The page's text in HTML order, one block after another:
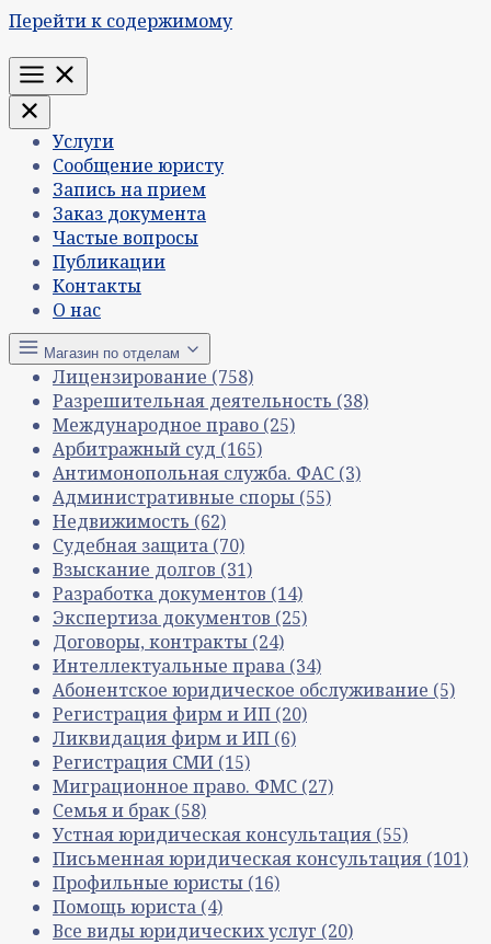
Перейти к содержимому
Меню
Услуги
Сообщение юристу
Запись на прием
Заказ документа
Частые вопросы
Публикации
Контакты
О нас
Магазин по отделам
Лицензирование (758)
Разрешительная деятельность (38)
Международное право (25)
Арбитражный суд (165)
Антимонопольная служба. ФАС (3)
Административные споры (55)
Недвижимость (62)
Судебная защита (70)
Взыскание долгов (31)
Разработка документов (14)
Экспертиза документов (25)
Договоры, контракты (24)
Интеллектуальные права (34)
Абонентское юридическое обслуживание (5)
Регистрация фирм и ИП (20)
Ликвидация фирм и ИП (6)
Регистрация СМИ (15)
Миграционное право. ФМС (27)
Семья и брак (58)
Устная юридическая консультация (55)
Письменная юридическая консультация (101)
Профильные юристы (16)
Помощь юриста (4)
Все виды юридических услуг (20)